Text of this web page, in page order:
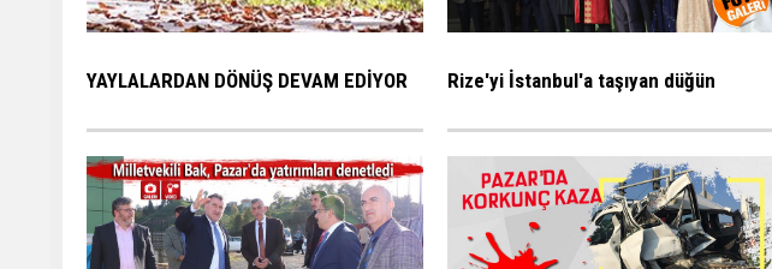
YAYLALARDAN DÖNÜŞ DEVAM EDİYOR Rize'yi İstanbul'a taşıyan düğün